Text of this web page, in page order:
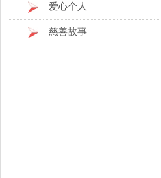
爱心个人
慈善故事